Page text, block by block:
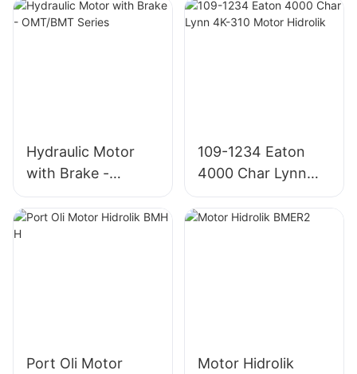
Hydraulic Motor
with Brake -
OMT/BMT Series
109-1234 Eaton
4000 Char Lynn
4K-310 Motor
Hidrolik
Port Oli Motor
Motor Hidrolik